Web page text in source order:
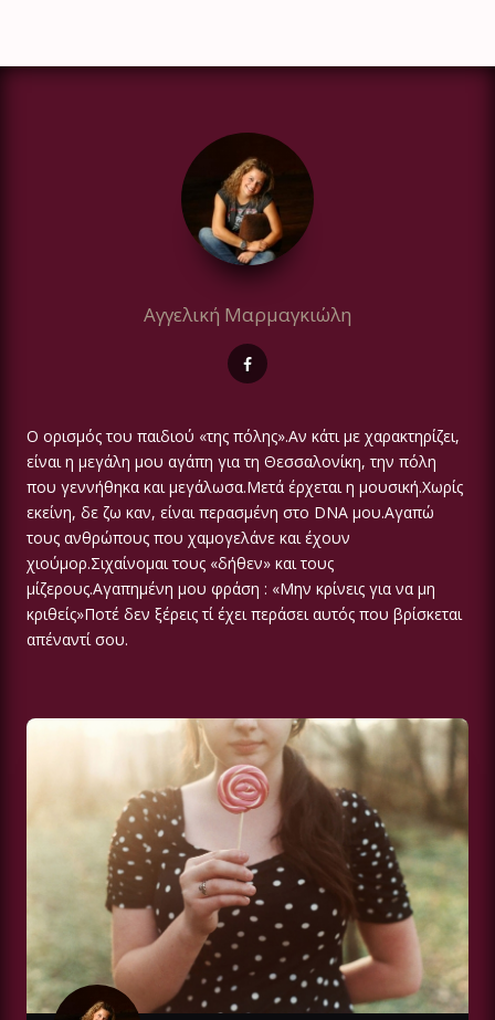
Αγγελική Μαρμαγκιώλη
Ο ορισμός του παιδιού «της πόλης».Αν κάτι με χαρακτηρίζει,
είναι η μεγάλη μου αγάπη για τη Θεσσαλονίκη, την πόλη
που γεννήθηκα και μεγάλωσα.Μετά έρχεται η μουσική.Χωρίς
εκείνη, δε ζω καν, είναι περασμένη στο DNA μου.Αγαπώ
τους ανθρώπους που χαμογελάνε και έχουν
χιούμορ.Σιχαίνομαι τους «δήθεν» και τους
μίζερους.Αγαπημένη μου φράση : «Μην κρίνεις για να μη
κριθείς»Ποτέ δεν ξέρεις τί έχει περάσει αυτός που βρίσκεται
απέναντί σου.